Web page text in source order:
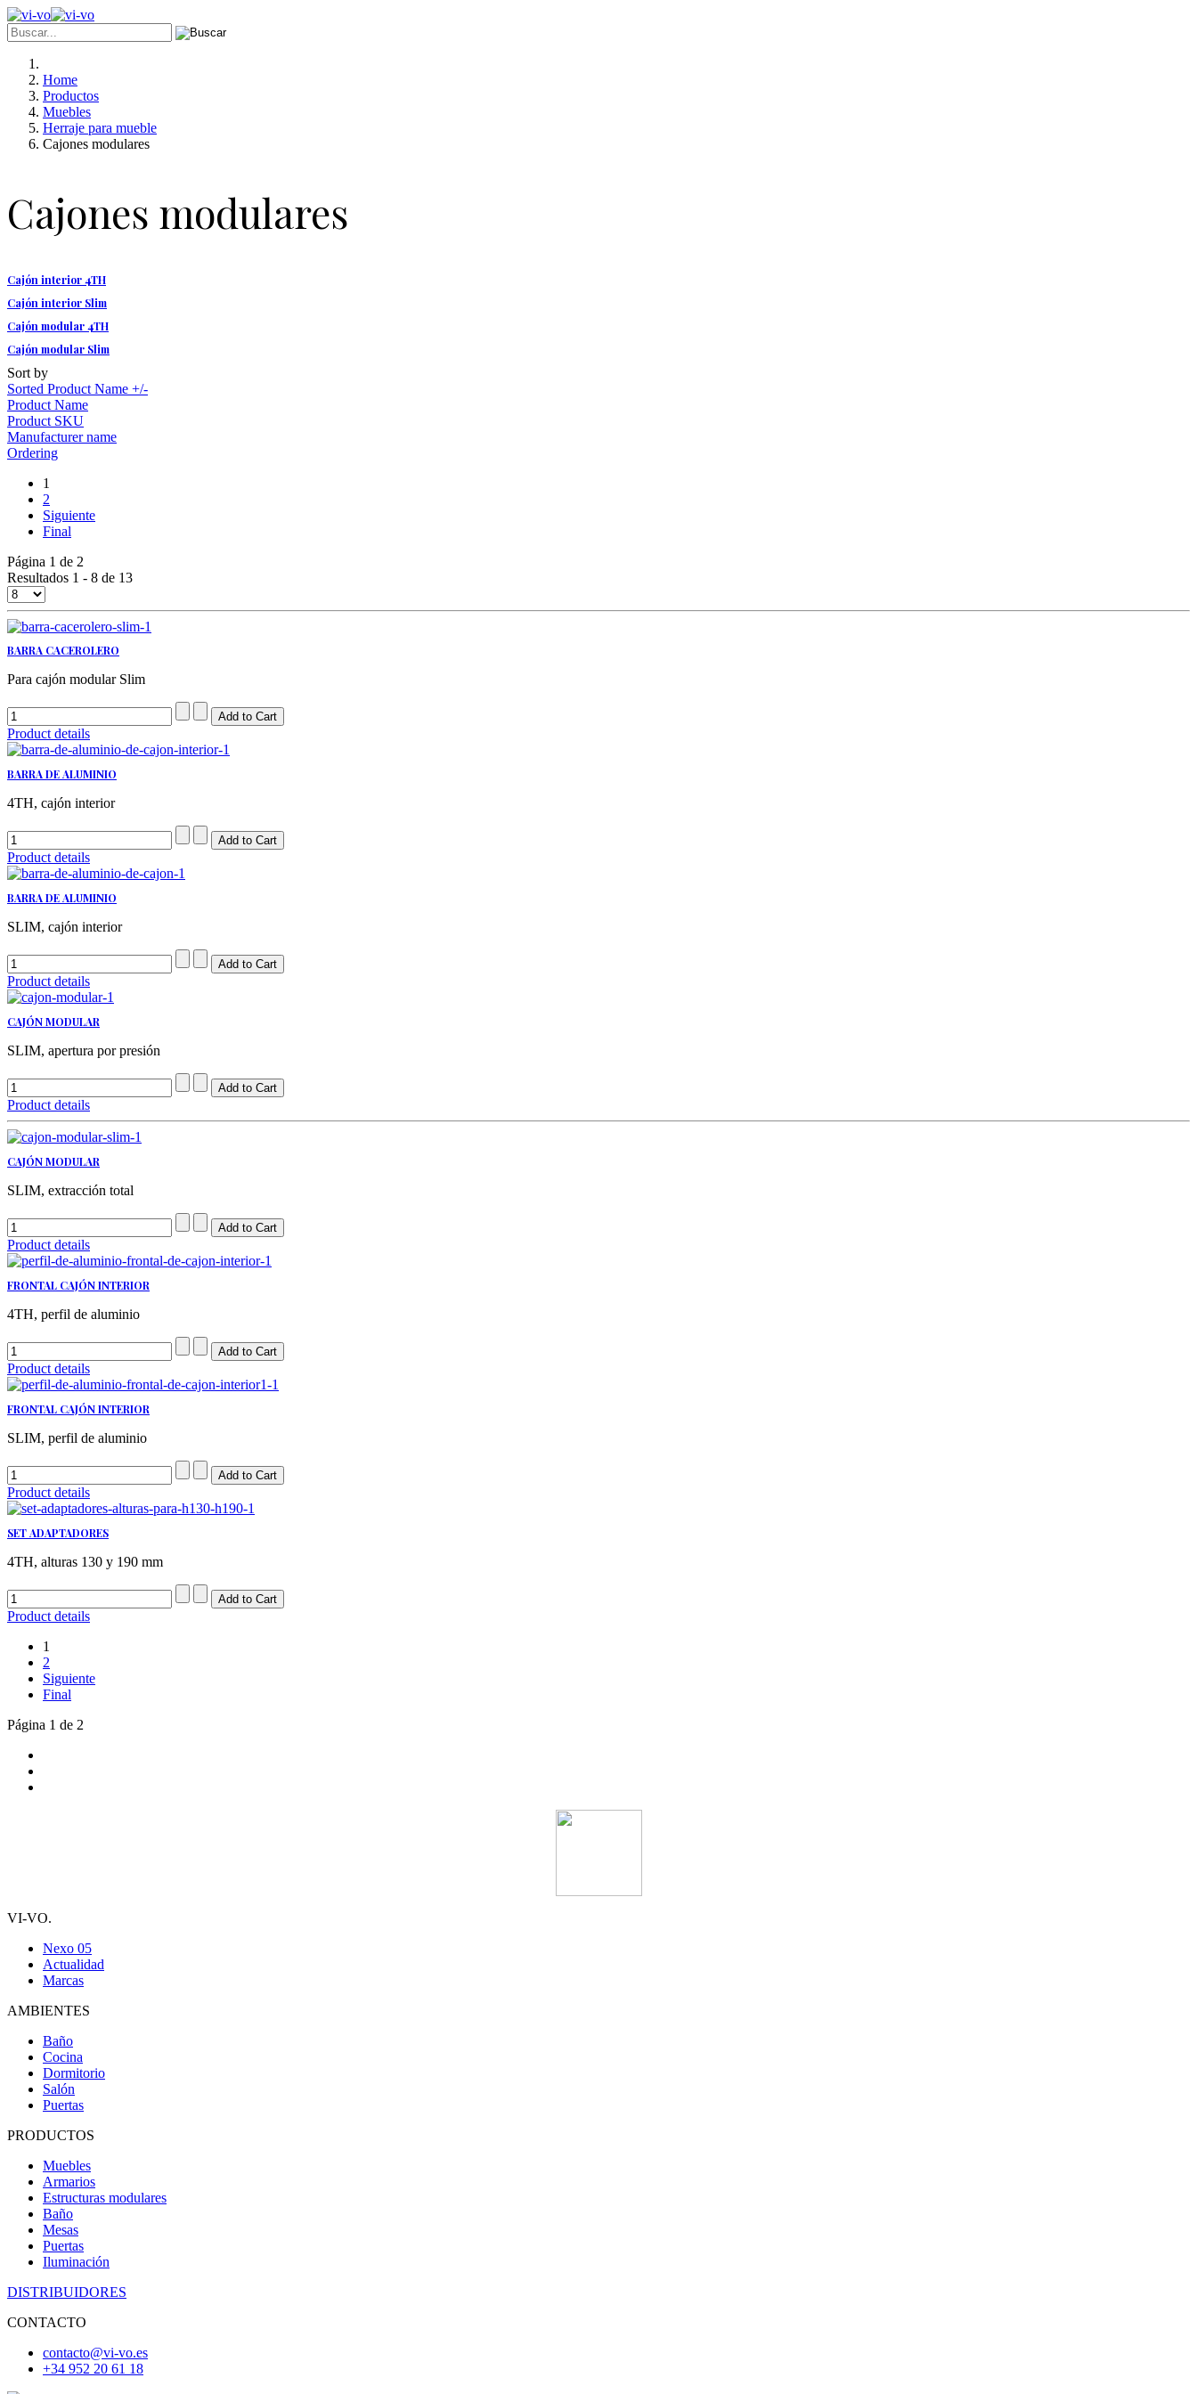
Home
Productos
Muebles
Herraje para mueble
Cajones modulares
Cajones modulares
Cajón interior 4TH
Cajón interior Slim
Cajón modular 4TH
Cajón modular Slim
Sort by
Sorted Product Name +/-
Product Name
Product SKU
Manufacturer name
Ordering
1
2
Siguiente
Final
Página 1 de 2
Resultados 1 - 8 de 13
BARRA CACEROLERO
Para cajón modular Slim
Product details
BARRA DE ALUMINIO
4TH, cajón interior
Product details
BARRA DE ALUMINIO
SLIM, cajón interior
Product details
CAJÓN MODULAR
SLIM, apertura por presión
Product details
CAJÓN MODULAR
SLIM, extracción total
Product details
FRONTAL CAJÓN INTERIOR
4TH, perfil de aluminio
Product details
FRONTAL CAJÓN INTERIOR
SLIM, perfil de aluminio
Product details
SET ADAPTADORES
4TH, alturas 130 y 190 mm
Product details
1
2
Siguiente
Final
Página 1 de 2
VI-VO.
Nexo 05
Actualidad
Marcas
AMBIENTES
Baño
Cocina
Dormitorio
Salón
Puertas
PRODUCTOS
Muebles
Armarios
Estructuras modulares
Baño
Mesas
Puertas
Iluminación
DISTRIBUIDORES
CONTACTO
contacto@vi-vo.es
+34 952 20 61 18